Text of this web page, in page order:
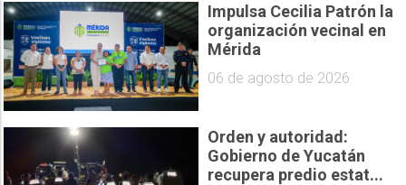
Impulsa Cecilia Patrón la
organización vecinal en
Mérida
06 de agosto de 2026
Orden y autoridad:
Gobierno de Yucatán
recupera predio estat...